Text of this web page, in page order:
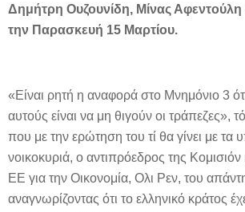
Δημήτρη Ουζουνίδη, Μίνας Αφεντούλη
την Παρασκευή 15 Μαρτίου.
«Είναι ρητή η αναφορά στο Μνημόνιο 3
αυτούς είναι να μη θιγούν οι τράπεζες»,
που με την ερώτηση του τί θα γίνει με τα
νοικοκυριά, ο αντιπρόεδρος της
ΕΕ για την Οικονομία, Ολι Ρεν, του
αναγνωρίζοντας ότι το ελληνικό κράτος